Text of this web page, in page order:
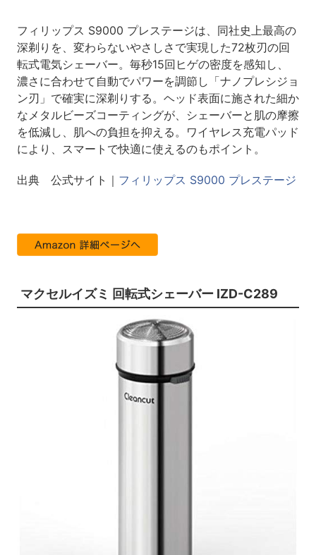
フィリップス S9000 プレステージは、同社史上最高の
深剃りを、変わらないやさしさで実現した72枚刃の回
転式電気シェーバー。毎秒15回ヒゲの密度を感知し、
濃さに合わせて自動でパワーを調節し「ナノプレシジョ
ン刃」で確実に深剃りする。ヘッド表面に施された細か
なメタルビーズコーティングが、シェーバーと肌の摩擦
を低減し、肌への負担を抑える。ワイヤレス充電パッド
により、スマートで快適に使えるのもポイント。
出典 公式サイト｜ フィリップス S9000 プレステージ
マクセルイズミ 回転式シェーバー IZD-C289